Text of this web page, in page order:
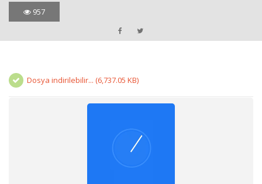
957
Dosya indirilebilir... (6,737.05 KB)